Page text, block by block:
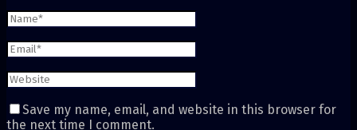
Save my name, email, and website in this browser for
the next time I comment.